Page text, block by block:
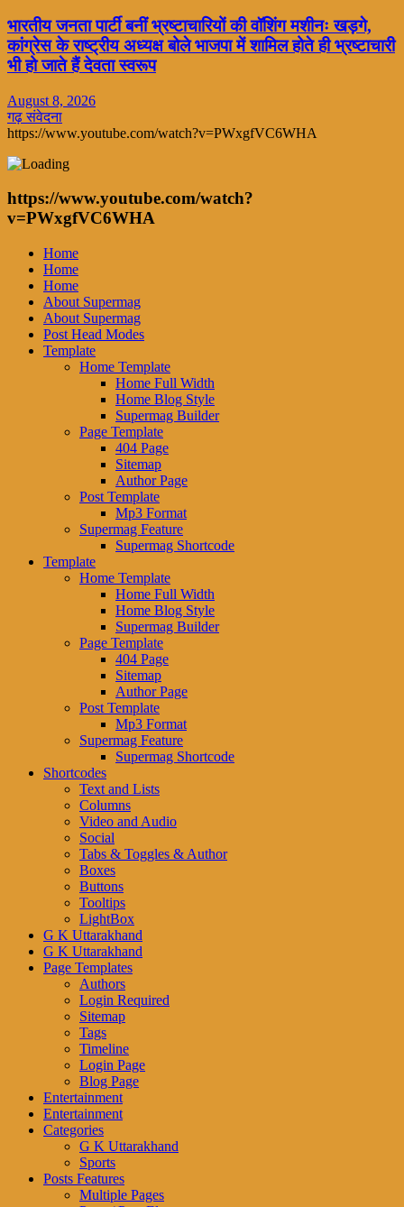
भारतीय जनता पार्टी बनीं भ्रष्टाचारियों की वॉशिंग मशीनः खड़गे,
कांग्रेस के राष्ट्रीय अध्यक्ष बोले भाजपा में शामिल होते ही भ्रष्टाचारी
भी हो जाते हैं देवता स्वरूप
August 8, 2026
गढ़ संवेदना
https://www.youtube.com/watch?v=PWxgfVC6WHA
https://www.youtube.com/watch?
v=PWxgfVC6WHA
Home
Home
Home
About Supermag
About Supermag
Post Head Modes
Template
Home Template
Home Full Width
Home Blog Style
Supermag Builder
Page Template
404 Page
Sitemap
Author Page
Post Template
Mp3 Format
Supermag Feature
Supermag Shortcode
Template
Home Template
Home Full Width
Home Blog Style
Supermag Builder
Page Template
404 Page
Sitemap
Author Page
Post Template
Mp3 Format
Supermag Feature
Supermag Shortcode
Shortcodes
Text and Lists
Columns
Video and Audio
Social
Tabs & Toggles & Author
Boxes
Buttons
Tooltips
LightBox
G K Uttarakhand
G K Uttarakhand
Page Templates
Authors
Login Required
Sitemap
Tags
Timeline
Login Page
Blog Page
Entertainment
Entertainment
Categories
G K Uttarakhand
Sports
Posts Features
Multiple Pages